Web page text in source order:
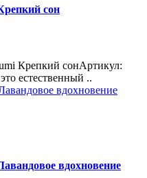
сон
Крепкий сонАртикул:
естественный ..
вдохновение